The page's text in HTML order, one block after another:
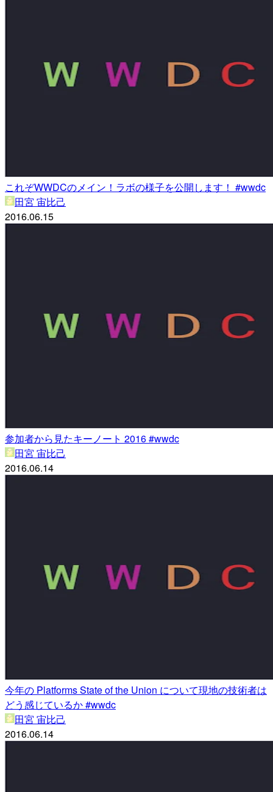
これぞWWDCのメイン！ラボの様子を公開します！ #wwdc
田宮 宙比己
2016.06.15
参加者から見たキーノート 2016 #wwdc
田宮 宙比己
2016.06.14
今年の Platforms State of the Union について現地の技術者は
どう感じているか #wwdc
田宮 宙比己
2016.06.14